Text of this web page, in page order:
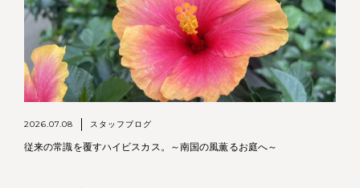
2026.07.08 スタッフブログ
従来の常識を覆すハイビスカス。～南国の風薫るお庭へ～